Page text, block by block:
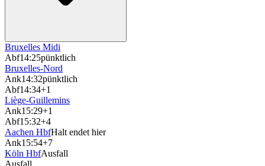
Bruxelles Midi
Abf14:25pünktlich
Bruxelles-Nord
Ank14:32pünktlich
Abf14:34+1
Liège-Guillemins
Ank15:29+1
Abf15:32+4
Aachen HbfHalt endet hier
Ank15:54+7
Köln HbfAusfall